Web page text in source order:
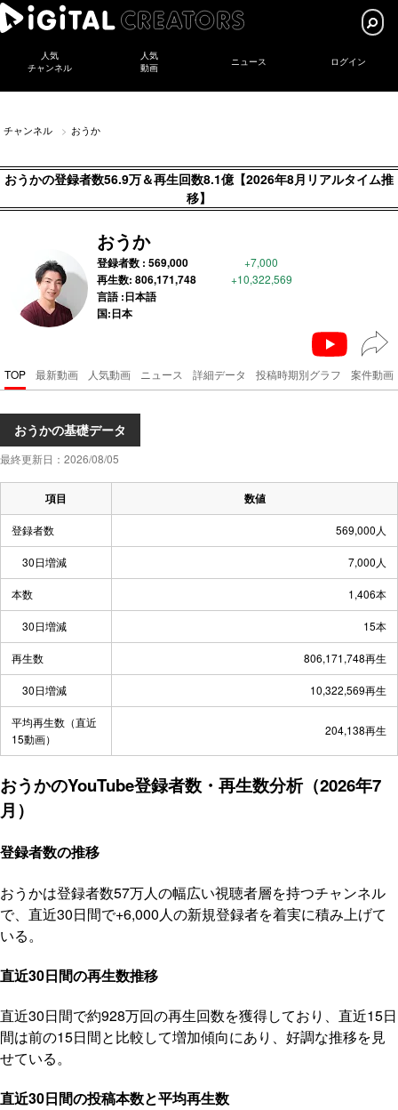
人気
チャンネル
人気
動画
ニュース ログイン
チャンネル おうか
おうかの登録者数56.9万＆再生回数8.1億【2026年8月リアルタイム推
移】
おうか
登録者数 : 569,000 +7,000
再生数: 806,171,748 +10,322,569
言語 :日本語
国:日本
TOP 最新動画 人気動画 ニュース 詳細データ 投稿時期別グラフ 案件動画
おうかの基礎データ
最終更新日：2026/08/05
項目 数値
登録者数 569,000人
30日増減 7,000人
本数 1,406本
30日増減 15本
再生数 806,171,748再生
30日増減 10,322,569再生
平均再生数（直近
15動画）
204,138再生
おうかのYouTube登録者数・再生数分析（2026年7
月）
登録者数の推移
おうかは登録者数57万人の幅広い視聴者層を持つチャンネル
で、直近30日間で+6,000人の新規登録者を着実に積み上げて
いる。
直近30日間の再生数推移
直近30日間で約928万回の再生回数を獲得しており、直近15日
間は前の15日間と比較して増加傾向にあり、好調な推移を見
せている。
直近30日間の投稿本数と平均再生数